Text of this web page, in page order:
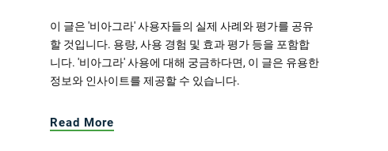
이 글은 '비아그라' 사용자들의 실제 사례와 평가를 공유
할 것입니다. 용량, 사용 경험 및 효과 평가 등을 포함합
니다. '비아그라' 사용에 대해 궁금하다면, 이 글은 유용한
정보와 인사이트를 제공할 수 있습니다.
Read More